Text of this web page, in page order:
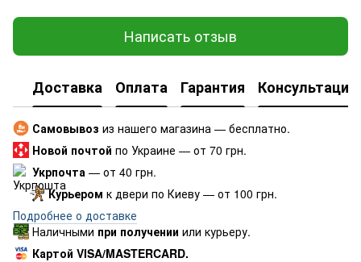
Написать отзыв
Доставка Оплата Гарантия Консультация
Самовывоз из нашего магазина — бесплатно.
Новой почтой по Украине — от 70 грн.
Укрпочта — от 40 грн.
Курьером к двери по Киеву — от 100 грн.
Подробнее о доставке
Наличными при получении или курьеру.
Картой VISA/MASTERCARD.